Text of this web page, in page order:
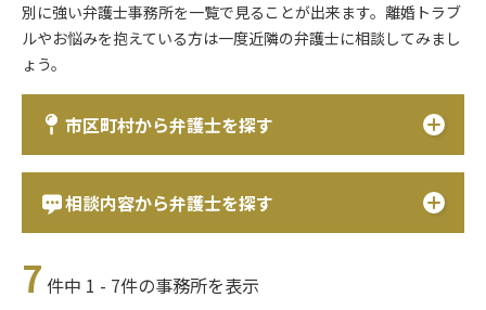
別に強い弁護士事務所を一覧で見ることが出来ます。離婚トラブ
ルやお悩みを抱えている方は一度近隣の弁護士に相談してみまし
ょう。
市区町村から弁護士を探す
相談内容から弁護士を探す
7 件中 1 - 7件の事務所を表示